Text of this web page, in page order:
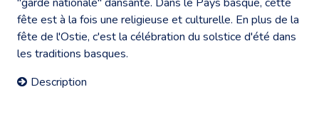
fête est à la fois une religieuse et culturelle. En plus de la
fête de l'Ostie, c'est la célébration du solstice d'été dans
les traditions basques.
Description